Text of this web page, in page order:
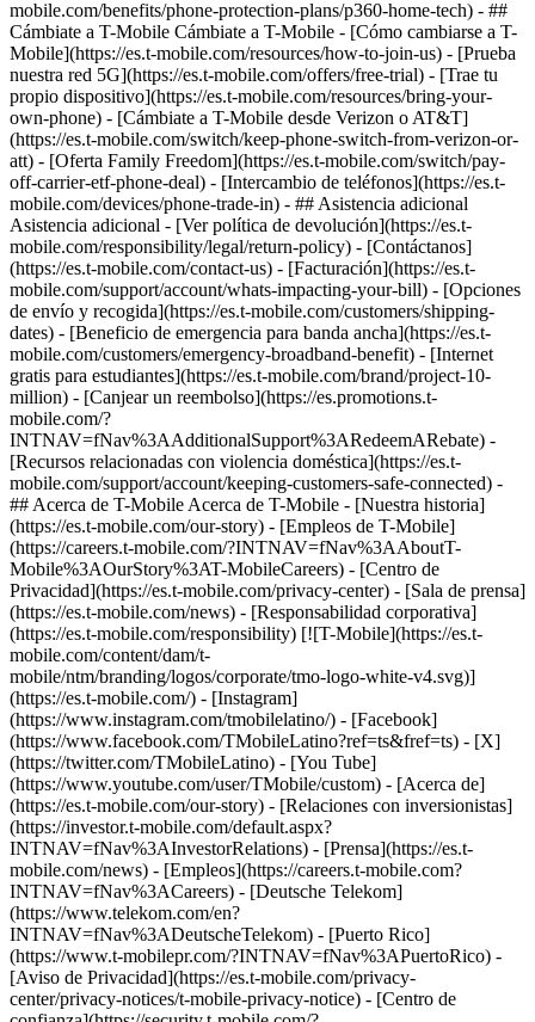
mobile.com/benefits/phone-protection-plans/p360-home-tech) - ##
Cámbiate a T-Mobile Cámbiate a T-Mobile - [Cómo cambiarse a T-
Mobile](https://es.t-mobile.com/resources/how-to-join-us) - [Prueba
nuestra red 5G](https://es.t-mobile.com/offers/free-trial) - [Trae tu
propio dispositivo](https://es.t-mobile.com/resources/bring-your-
own-phone) - [Cámbiate a T-Mobile desde Verizon o AT&T]
(https://es.t-mobile.com/switch/keep-phone-switch-from-verizon-or-
att) - [Oferta Family Freedom](https://es.t-mobile.com/switch/pay-
off-carrier-etf-phone-deal) - [Intercambio de teléfonos](https://es.t-
mobile.com/devices/phone-trade-in) - ## Asistencia adicional
Asistencia adicional - [Ver política de devolución](https://es.t-
mobile.com/responsibility/legal/return-policy) - [Contáctanos]
(https://es.t-mobile.com/contact-us) - [Facturación](https://es.t-
mobile.com/support/account/whats-impacting-your-bill) - [Opciones
de envío y recogida](https://es.t-mobile.com/customers/shipping-
dates) - [Beneficio de emergencia para banda ancha](https://es.t-
mobile.com/customers/emergency-broadband-benefit) - [Internet
gratis para estudiantes](https://es.t-mobile.com/brand/project-10-
million) - [Canjear un reembolso](https://es.promotions.t-
mobile.com/?
INTNAV=fNav%3AAdditionalSupport%3ARedeemARebate) -
[Recursos relacionadas con violencia doméstica](https://es.t-
mobile.com/support/account/keeping-customers-safe-connected) -
## Acerca de T-Mobile Acerca de T-Mobile - [Nuestra historia]
(https://es.t-mobile.com/our-story) - [Empleos de T-Mobile]
(https://careers.t-mobile.com/?INTNAV=fNav%3AAboutT-
Mobile%3AOurStory%3AT-MobileCareers) - [Centro de
Privacidad](https://es.t-mobile.com/privacy-center) - [Sala de prensa]
(https://es.t-mobile.com/news) - [Responsabilidad corporativa]
(https://es.t-mobile.com/responsibility) [![T-Mobile](https://es.t-
mobile.com/content/dam/t-
mobile/ntm/branding/logos/corporate/tmo-logo-white-v4.svg)]
(https://es.t-mobile.com/) - [Instagram]
(https://www.instagram.com/tmobilelatino/) - [Facebook]
(https://www.facebook.com/TMobileLatino?ref=ts&fref=ts) - [X]
(https://twitter.com/TMobileLatino) - [You Tube]
(https://www.youtube.com/user/TMobile/custom) - [Acerca de]
(https://es.t-mobile.com/our-story) - [Relaciones con inversionistas]
(https://investor.t-mobile.com/default.aspx?
INTNAV=fNav%3AInvestorRelations) - [Prensa](https://es.t-
mobile.com/news) - [Empleos](https://careers.t-mobile.com?
INTNAV=fNav%3ACareers) - [Deutsche Telekom]
(https://www.telekom.com/en?
INTNAV=fNav%3ADeutscheTelekom) - [Puerto Rico]
(https://www.t-mobilepr.com/?INTNAV=fNav%3APuertoRico) -
[Aviso de Privacidad](https://es.t-mobile.com/privacy-
center/privacy-notices/t-mobile-privacy-notice) - [Centro de